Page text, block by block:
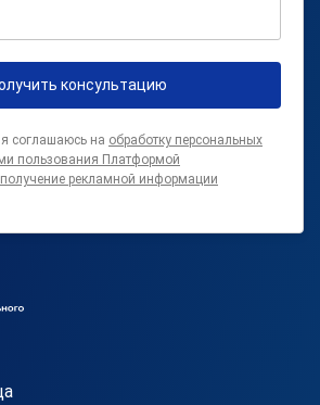
консультацию
соглашаюсь на обработку персональных
пользования Платформой
рекламной информации